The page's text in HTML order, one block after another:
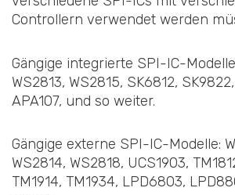
Controllern verwendet werden
Gängige integrierte SPI-IC-
WS2813, WS2815, SK6812,
APA107, und so weiter.
Gängige externe SPI-IC-Modelle:
WS2814, WS2818, UCS1903,
TM1914, TM1934, LPD6803,